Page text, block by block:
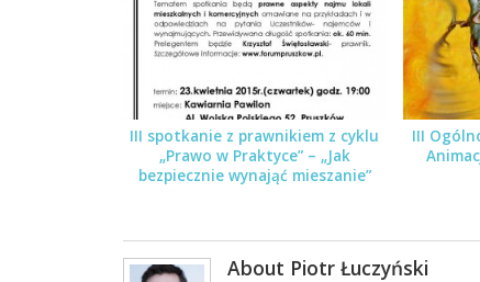
III spotkanie z prawnikiem z cyklu
„Prawo w Praktyce” – „Jak
bezpiecznie wynająć mieszanie”
III
About Piotr Łuczyński